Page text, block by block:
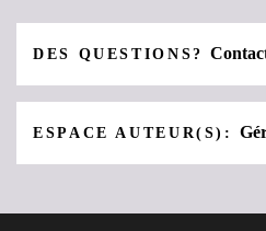
DES QUESTIONS?
ESPACE AUTEUR(S):